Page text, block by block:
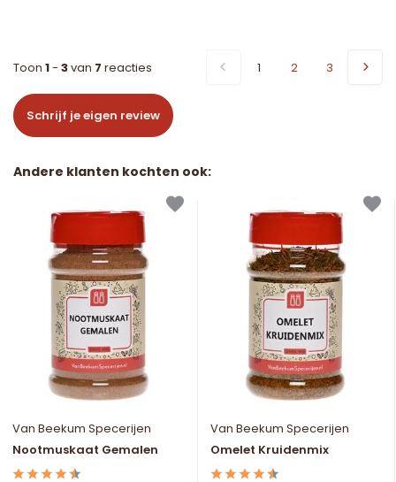
Toon 1- 3van 7 reacties 1 2 3
Schrijf je eigen review
Andere klanten kochten ook:
Van Beekum Specerijen
Nootmuskaat Gemalen
Van Beekum Specerijen
Omelet Kruidenmix